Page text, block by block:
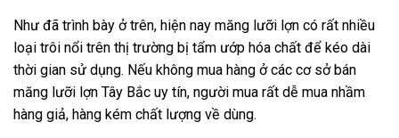
Như đã trình bày ở trên, hiện nay măng lưỡi lợn có rất nhiều
loại trôi nổi trên thị trường bị tẩm ướp hóa chất để kéo dài
thời gian sử dụng. Nếu không mua hàng ở các cơ sở bán
măng lưỡi lợn Tây Bắc uy tín, người mua rất dễ mua nhầm
hàng giả, hàng kém chất lượng về dùng.